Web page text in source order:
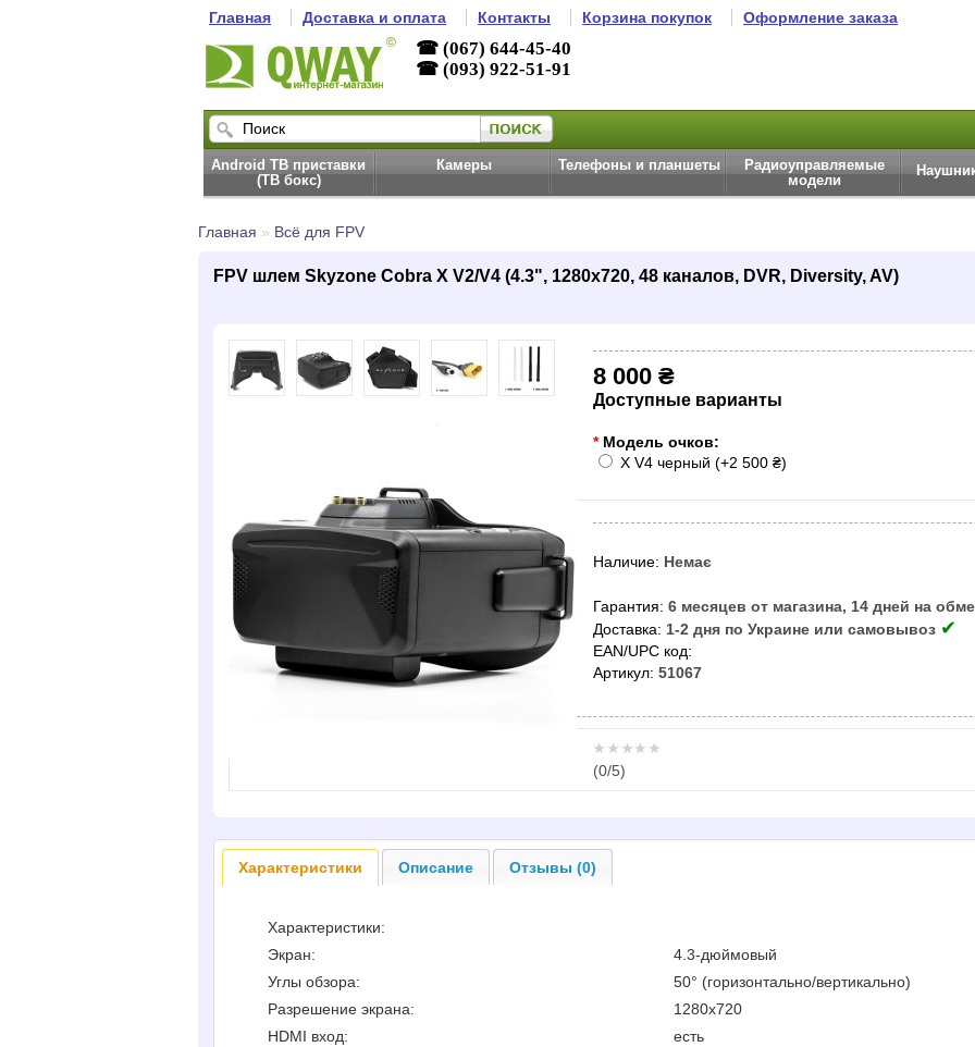
Главная Доставка и оплата Контакты Корзина покупок Оформление заказа
☎ (067) 644-45-40
☎ (093) 922-51-91
Android ТВ приставки
(ТВ бокс)
Камеры Телефоны и планшеты
Радиоуправляемые
модели
Главная » Всё для FPV
FPV шлем Skyzone Cobra X V2/V4 (4.3", 1280x720, 48 каналов, DVR, Diversity, AV)
8 000 ₴
Доступные варианты
* Модель очков:
X V4 черный (+2 500 ₴)
Наличие: Немає
Гарантия: 6 месяцев от магазина, 14 дней на
Доставка: 1-2 дня по Украине или самовывоз ✔
EAN/UPC код:
Артикул: 51067
(0/5)
Характеристики Описание Отзывы (0)
Характеристики:
Экран:
4.3-дюймовый
Углы обзора:
50° (горизонтально/вертикально)
Разрешение экрана:
1280x720
HDMI вход:
есть